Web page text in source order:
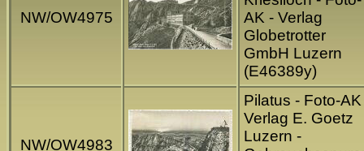
NW/OW4975
AK - Verlag
Globetrotter
GmbH Luzern
(E46389y)
NW/OW4983
Pilatus - Foto-AK
Verlag E. Goetz
Luzern -